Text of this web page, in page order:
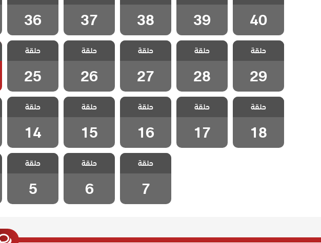
40 والاخيرة40
39
39
38
38
37
37
36
36
مسلسل الزوجة
الاخري الحلقة
29
حلقة
29
مسلسل الزوجة
الاخري الحلقة
28
حلقة
28
مسلسل الزوجة
الاخري الحلقة
27
حلقة
27
مسلسل الزوجة
الاخري الحلقة
26
حلقة
26
مسلسل الزوجة
الاخري الحلقة
25
حلقة
25
مسلسل الزوجة
الاخري الحلقة
18
حلقة
18
مسلسل الزوجة
الاخري الحلقة
17
حلقة
17
مسلسل الزوجة
الاخري الحلقة
16
حلقة
16
مسلسل الزوجة
الاخري الحلقة
15
حلقة
15
مسلسل الزوجة
الاخري الحلقة
14
حلقة
14
مسلسل الزوجة
الاخري الحلقة 7
حلقة
7
مسلسل الزوجة
الاخري الحلقة 6
حلقة
6
مسلسل الزوجة
الاخري الحلقة 5
حلقة
5